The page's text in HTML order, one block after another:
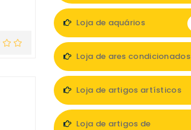
Loja de aquários
Loja de ares condicionados
Loja de artigos artísticos
Loja de artigos de